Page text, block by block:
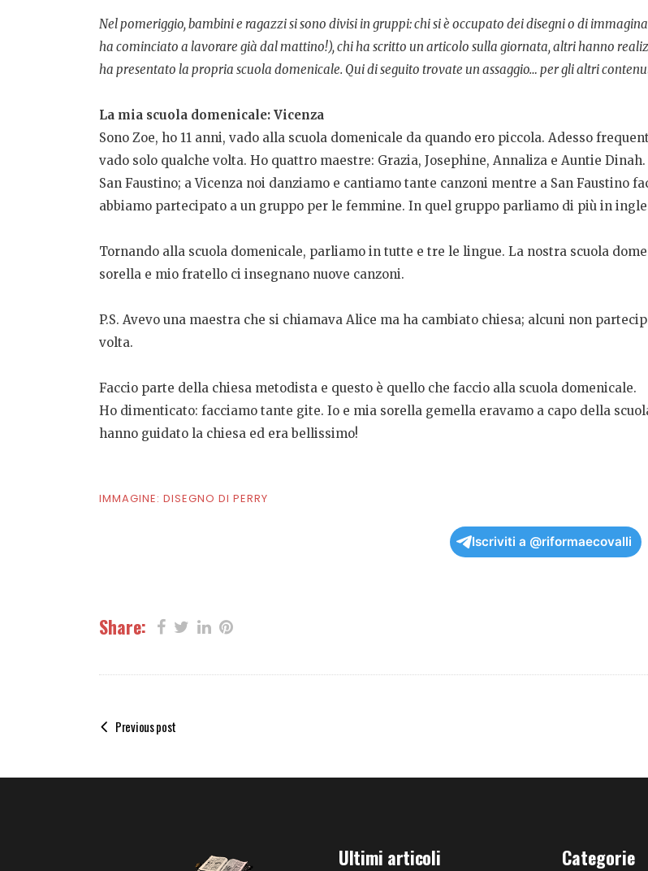
Nel pomeriggio, bambini e ragazzi si sono divisi in gruppi: chi si è occupato dei disegni o di
ha cominciato a lavorare già dal mattino!), chi ha scritto un articolo sulla giornata, altri hanno
ha presentato la propria scuola domenicale. Qui di seguito trovate un assaggio… per gli altri
La mia scuola domenicale: Vicenza
Sono Zoe, ho 11 anni, vado alla scuola domenicale da quando ero piccola. Adesso
vado solo qualche volta. Ho quattro maestre: Grazia, Josephine, Annaliza e Auntie
San Faustino; a Vicenza noi danziamo e cantiamo tante canzoni mentre a San Faustino
abbiamo partecipato a un gruppo per le femmine. In quel gruppo parliamo di più in
Tornando alla scuola domenicale, parliamo in tutte e tre le lingue. La nostra scuola
sorella e mio fratello ci insegnano nuove canzoni.
P.S. Avevo una maestra che si chiamava Alice ma ha cambiato chiesa; alcuni non
volta.
Faccio parte della chiesa metodista e questo è quello che faccio alla scuola domenicale.
Ho dimenticato: facciamo tante gite. Io e mia sorella gemella eravamo a capo della
hanno guidato la chiesa ed era bellissimo!
IMMAGINE: DISEGNO DI PERRY
Iscriviti a @riformaecovalli
Share:
Previous post
Ultimi articoli Categorie